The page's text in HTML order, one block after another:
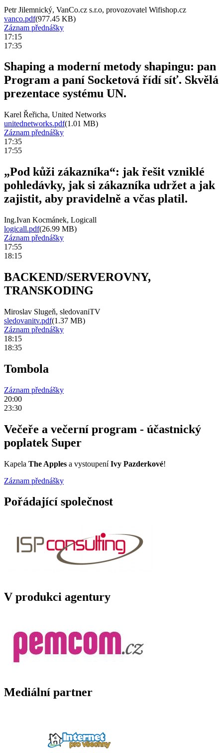
Petr Jilemnický, VanCo.cz s.r.o, provozovatel Wifishop.cz
vanco.pdf(977.45 KB)
Záznam přednášky
17:15
17:35
Shaping a moderní metody shapingu: pan
Program a paní Socketová řídí síť. Skvělá
prezentace systému UN.
Karel Řeřicha, United Networks
unitednetworks.pdf(1.01 MB)
Záznam přednášky
17:35
17:55
„Pod kůži zákazníka“: jak řešit vzniklé
pohledávky, jak si zákazníka udržet a jak
zajistit, aby pravidelně a včas platil.
Ing.Ivan Kocmánek, Logicall
logicall.pdf(26.99 MB)
Záznam přednášky
17:55
18:15
BACKEND/SERVEROVNY,
TRANSKODING
Miroslav Slugeň, sledovaniTV
sledovanitv.pdf(1.37 MB)
Záznam přednášky
18:15
18:35
Tombola
Záznam přednášky
20:00
23:30
Večeře a večerní program - účastnický
poplatek Super
Kapela The Apples a vystoupeníIvy Pazderkové!
Záznam přednášky
Pořádající společnost
V produkci agentury
Mediální partner